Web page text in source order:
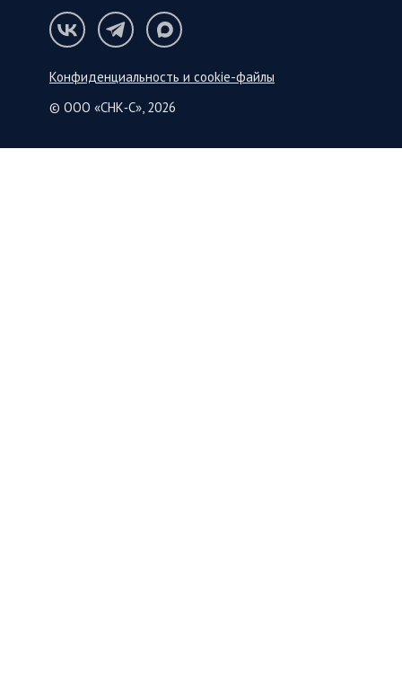
Конфиденциальность и cookie-файлы
© ООО «СНК‑С», 2026